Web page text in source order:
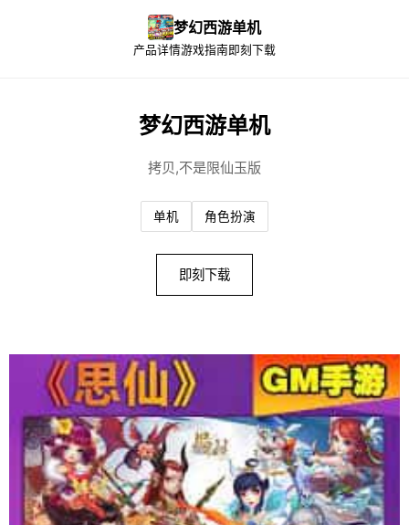
梦幻西游单机
产品详情游戏指南 即刻下载
梦幻西游单机
拷贝,不是限仙玉版
单机 角色扮演
即刻下载